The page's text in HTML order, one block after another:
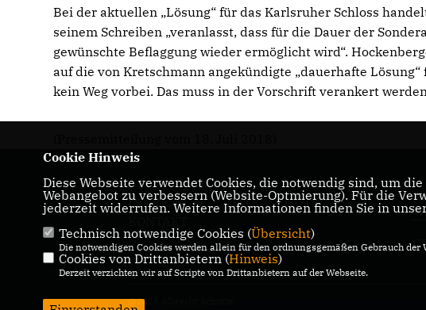
Bei der aktuellen „Lösung“ für das Karlsruher Schloss
seinem Schreiben „veranlasst, dass für die Dauer der
gewünschte Beflaggung wieder ermöglicht wird“.
auf die von Kretschmann angekündigte „dauerhafte
kein Weg vorbei. Das muss in der Vorschrift verankert
IMPRESSUM
DATENSCHUTZ
@2026 Albrecht Schütte
Cookie Hinweis
Diese Webseite verwendet Cookies, die notwendig sind, um
Webangebot zu verbessern (Website-Optmierung). Für die
jederzeit widerrufen. Weitere Informationen finden Sie in
Technisch notwendige Cookies (Übersicht)
Die notwendigen Cookies werden allein für den ordnungsgemäßen Gebrauch der
Cookies von Drittanbietern (Hinweis)
Derzeit verzichten wir auf Scripte von Drittanbietern auf der Webseite.